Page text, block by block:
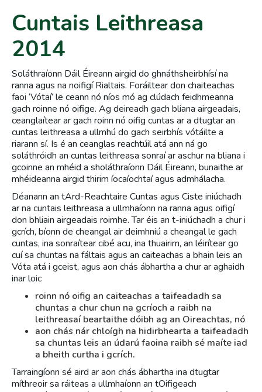
Cuntais Leithreasa
2014
Soláthraíonn Dáil Éireann airgid do ghnáthsheirbhísí na
ranna agus na noifigí Rialtais. Foráiltear don chaiteachas
faoi ‘Vótaí’ le ceann nó níos mó ag clúdach feidhmeanna
gach roinne nó oifige. Ag deireadh gach bliana airgeadais,
ceanglaítear ar gach roinn nó oifig cuntas ar a dtugtar an
cuntas leithreasa a ullmhú do gach seirbhís vótáilte a
riarann sí. Is é an ceanglas reachtúil atá ann ná go
soláthróidh an cuntas leithreasa sonraí ar aschur na bliana i
gcoinne an mhéid a sholáthraíonn Dáil Éireann, bunaithe ar
mhéideanna airgid thirim íocaíochtaí agus admhálacha.
Déanann an tArd-Reachtaire Cuntas agus Ciste iniúchadh
ar na cuntais leithreasa a ullmhaíonn na ranna agus oifigí
don bhliain airgeadais roimhe. Tar éis an t-iniúchadh a chur i
gcrích, bíonn de cheangal air deimhniú a cheangal le gach
cuntas, ina sonraítear cibé acu, ina thuairim, an léirítear go
cuí sa chuntas na fáltais agus an caiteachas a bhain leis an
Vóta atá i gceist, agus aon chás ábhartha a chur ar aghaidh
inar loic
roinn nó oifig an caiteachas a taifeadadh sa
chuntas a chur chun na gcríoch a raibh na
leithreasaí beartaithe dóibh ag an Oireachtas, nó
aon chás nár chloígh na hidirbhearta a taifeadadh
sa chuntas leis an údarú faoina raibh sé maíte iad
a bheith curtha i gcrích.
Tarraingíonn sé aird ar aon chás ábhartha ina dtugtar
míthreoir sa ráiteas a ullmhaíonn an tOifigeach